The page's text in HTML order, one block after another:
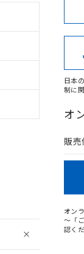
日本
制に
オ
販売
オン
～「
認く